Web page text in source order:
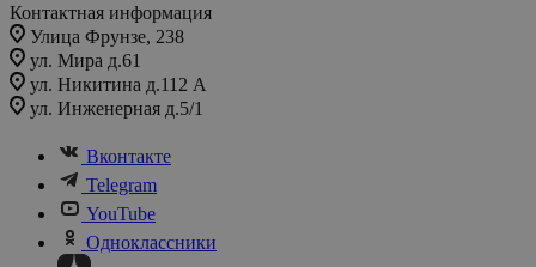
Контактная информация
Улица Фрунзе, 238​
ул. Мира д.61
ул. Никитина д.112 А
ул. Инженерная д.5/1
Вконтакте
Telegram
YouTube
Одноклассники